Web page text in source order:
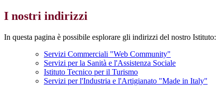
I nostri indirizzi
In questa pagina è possibile esplorare gli indirizzi del nostro Istituto:
Servizi Commerciali "Web Community"
Servizi per la Sanità e l'Assistenza Sociale
Istituto Tecnico per il Turismo
Servizi per l'Industria e l'Artigianato "Made in Italy"